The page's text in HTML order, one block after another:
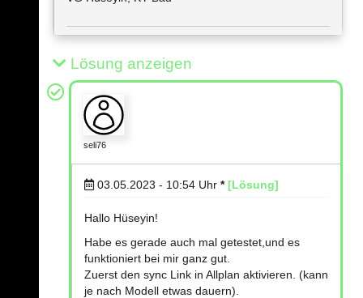
Lösung anzeigen
seli76
03.05.2023 - 10:54 Uhr * [Lösung]
Hallo Hüseyin!
Habe es gerade auch mal getestet,und es
funktioniert bei mir ganz gut.
Zuerst den sync Link in Allplan aktivieren. (kann
je nach Modell etwas dauern).